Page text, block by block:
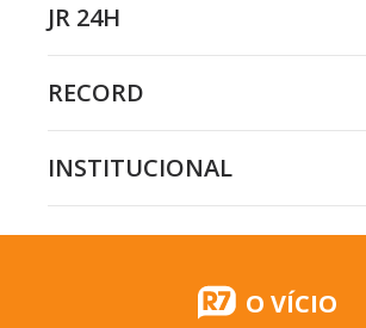
JR 24H
RECORD
INSTITUCIONAL
O VÍCIO